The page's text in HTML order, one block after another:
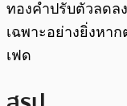
ทองคำปรับตัวลดล
เฉพาะอย่างยิ่งหา
เฟด